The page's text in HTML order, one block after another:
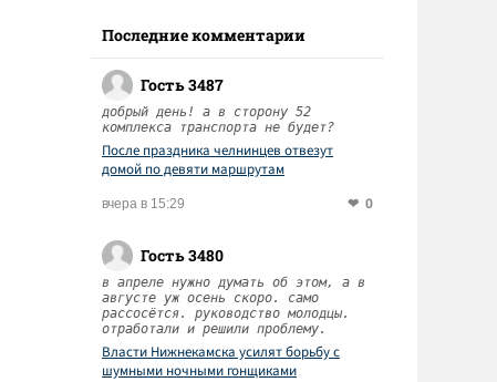
Последние комментарии
Гость 3487
добрый день! а в сторону 52
комплекса транспорта не будет?
После праздника челнинцев отвезут
домой по девяти маршрутам
вчера в 15:29 0
Гость 3480
в апреле нужно думать об этом, а в
августе уж осень скоро. само
рассосётся. руководство молодцы.
отработали и решили проблему.
Власти Нижнекамска усилят борьбу с
шумными ночными гонщиками